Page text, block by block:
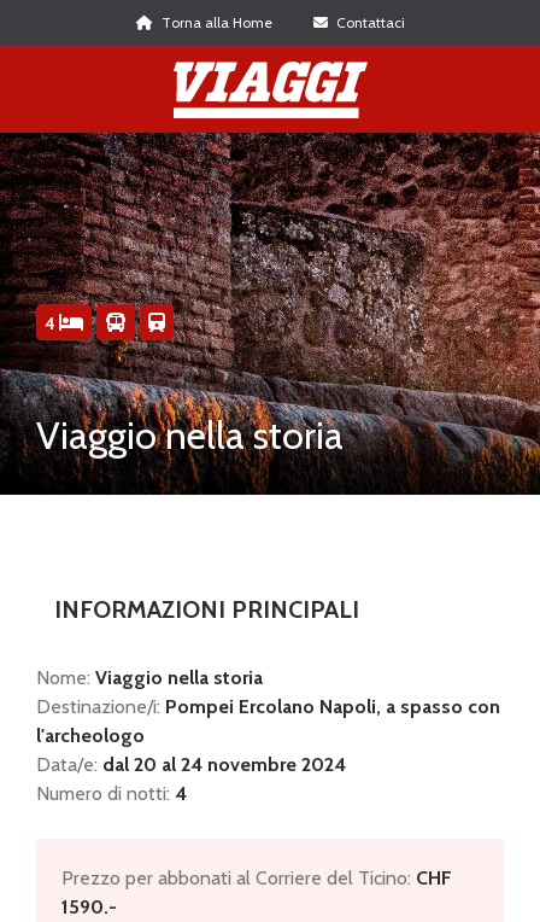
Torna alla Home Contattaci
4
Viaggio nella storia
INFORMAZIONI PRINCIPALI
Nome: Viaggio nella storia
Destinazione/i: Pompei Ercolano Napoli, a spasso con
l'archeologo
Data/e: dal 20 al 24 novembre 2024
Numero di notti: 4
Prezzo per abbonati al Corriere del Ticino: CHF
1590.-